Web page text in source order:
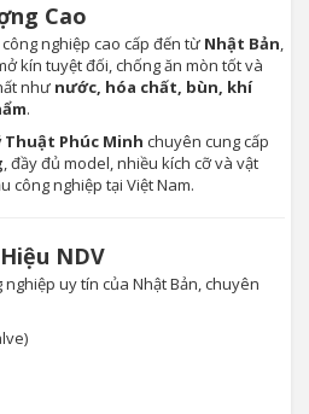
Cao
nghiệp cao cấp đến từ Nhật Bản,
kín tuyệt đối, chống ăn mòn tốt và
như nước, hóa chất, bùn, khí
.
Thuật Phúc Minh chuyên cung cấp
, đầy đủ model, nhiều kích cỡ và vật
công nghiệp tại Việt Nam.
NDV
uy tín của Nhật Bản, chuyên